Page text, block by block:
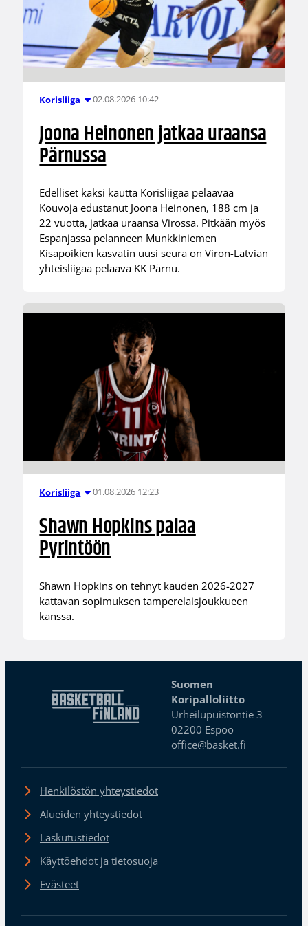
Korisliiga 02.08.2026 10:42
Joona Heinonen jatkaa uraansa
Pärnussa
Edelliset kaksi kautta Korisliigaa pelaavaa
Kouvoja edustanut Joona Heinonen, 188 cm ja
22 vuotta, jatkaa uraansa Virossa. Pitkään myös
Espanjassa pelanneen Munkkiniemen
Kisapoikien kasvatin uusi seura on Viron-Latvian
yhteisliigaa pelaava KK Pärnu.
Korisliiga 01.08.2026 12:23
Shawn Hopkins palaa
Pyrintöön
Shawn Hopkins on tehnyt kauden 2026-2027
kattavan sopimuksen tamperelaisjoukkueen
kanssa.
Suomen
Koripalloliitto
Urheilupuistontie 3
02200 Espoo
office@basket.fi
Henkilöstön yhteystiedot
Alueiden yhteystiedot
Laskutustiedot
Käyttöehdot ja tietosuoja
Evästeet